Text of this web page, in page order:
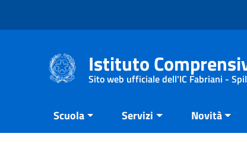
Istituto
Sito web ufficiale dell'IC Fabriani -
Scuola Servizi Novità